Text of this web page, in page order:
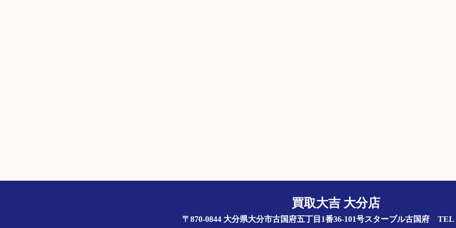
買取大吉 大分店
〒870-0844 大分県大分市古国府五丁目1番36-101号スターブル古国府 TEL